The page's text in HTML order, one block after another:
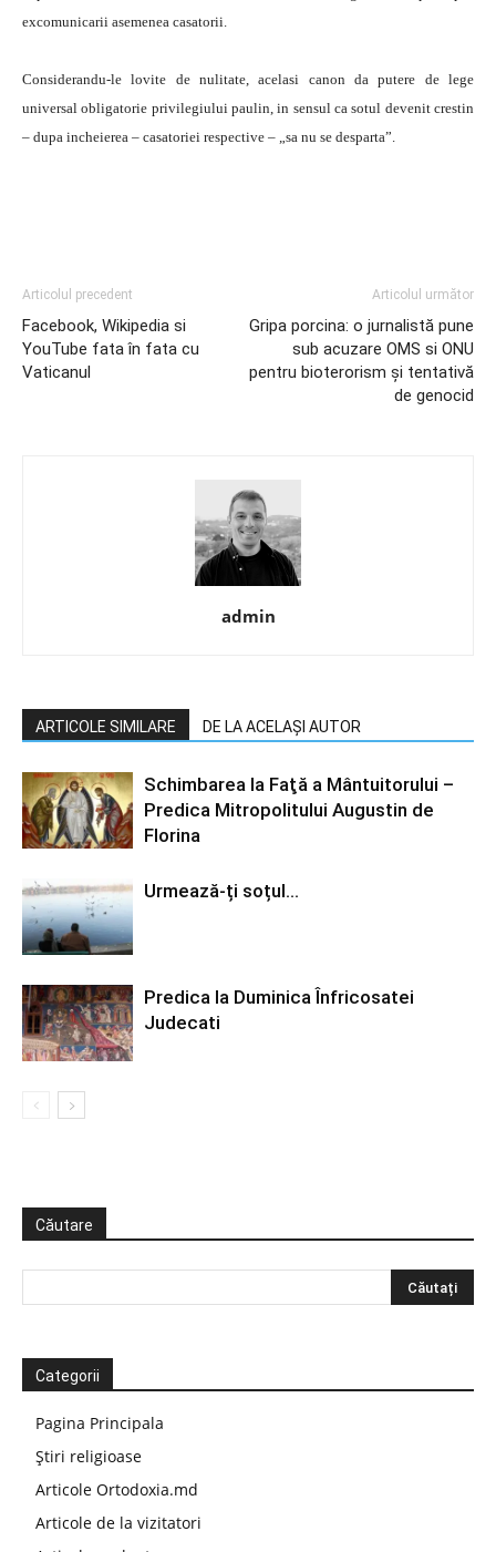
excomunicarii asemenea casatorii.
Considerandu-le lovite de nulitate, acelasi canon da putere de lege
universal obligatorie pri­vilegiului paulin, in sensul ca sotul devenit crestin
– dupa incheierea – casatoriei respective – „sa nu se desparta”.
Articolul precedent
Facebook, Wikipedia si
YouTube fata în fata cu
Vaticanul
Articolul următor
Gripa porcina: o jurnalistă pune
sub acuzare OMS si ONU
pentru bioterorism şi tentativă
de genocid
admin
ARTICOLE SIMILARE DE LA ACELAȘI AUTOR
Schimbarea la Faţă a Mântuitorului –
Predica Mitropolitului Augustin de
Florina
Urmează-ți soțul…
Predica la Duminica Înfricosatei
Judecati
Căutare
Categorii
Pagina Principala
Știri religioase
Articole Ortodoxia.md
Articole de la vizitatori